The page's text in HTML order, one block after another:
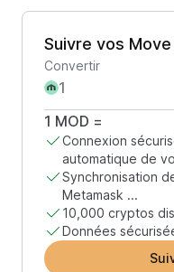
Suivre vos
Convertir
1 MOD =
Connexion
automatique de
Synchronisation
Metamask ...
10,000 cryptos
Données